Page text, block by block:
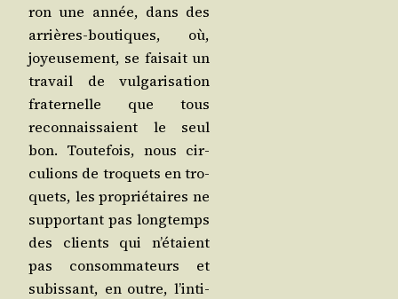
ron une année, dans des
arrières-bou­tiques, où,
joyeu­se­ment, se fai­sait un
tra­vail de vul­ga­ri­sa­tion
fra­ter­nelle que tous
recon­nais­saient le seul
bon. Tou­te­fois, nous cir­
cu­lions de tro­quets en tro­
quets, les pro­prié­taires ne
sup­por­tant pas long­temps
des clients qui n’é­taient
pas consom­ma­teurs et
subis­sant, en outre, l’in­ti­